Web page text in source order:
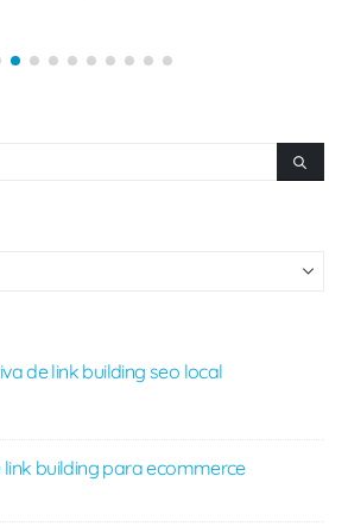
de link building seo local
building para ecommerce